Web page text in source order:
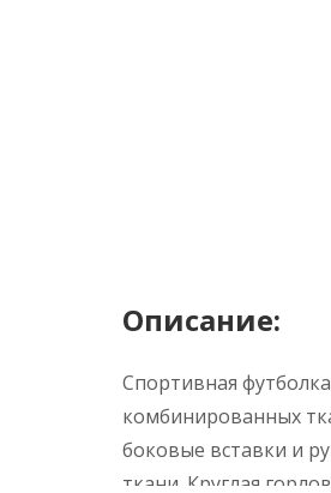
Описание:
Спортивная
комбинированных
боковые вставки и
ткани. Круглая